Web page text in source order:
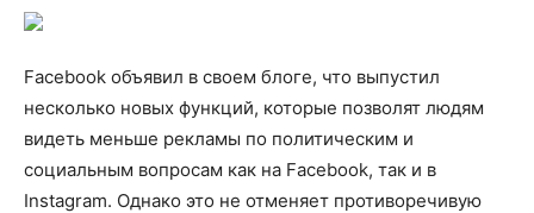
Facebook объявил в своем блоге, что выпустил
несколько новых функций, которые позволят людям
видеть меньше рекламы по политическим и
социальным вопросам как на Facebook, так и в
Instagram. Однако это не отменяет противоречивую